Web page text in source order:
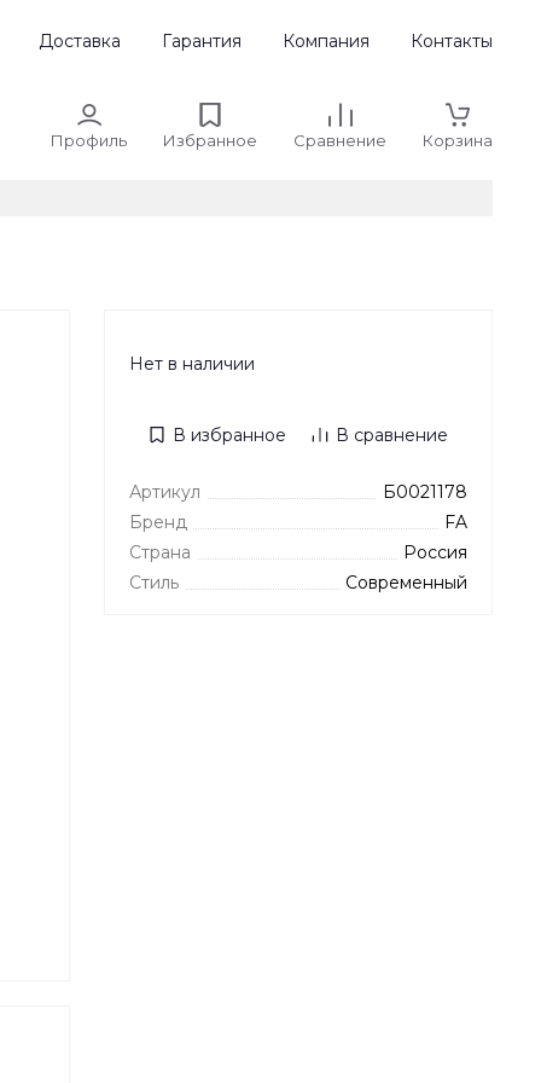
Доставка Гарантия Компания Контакты
Профиль Избранное Сравнение Корзина
Нет в наличии
В избранное В сравнение
Артикул
Б0021178
Бренд
FA
Страна
Россия
Стиль
Современный